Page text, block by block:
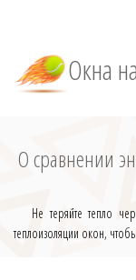
Окна
О сравнении
Не теряйте тепло
теплоизоляции окон,